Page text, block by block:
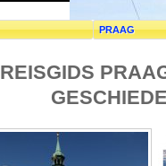
PRAAG
REISGIDS